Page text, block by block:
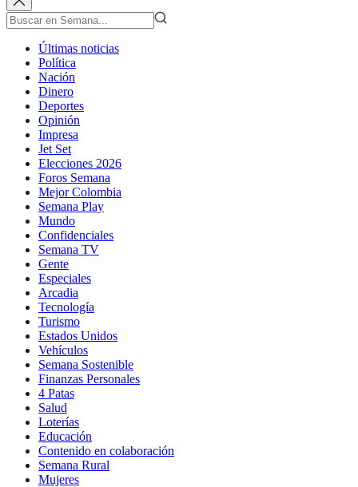
Últimas noticias
Política
Nación
Dinero
Deportes
Opinión
Impresa
Jet Set
Elecciones 2026
Foros Semana
Mejor Colombia
Semana Play
Mundo
Confidenciales
Semana TV
Gente
Especiales
Arcadia
Tecnología
Turismo
Estados Unidos
Vehículos
Semana Sostenible
Finanzas Personales
4 Patas
Salud
Loterías
Educación
Contenido en colaboración
Semana Rural
Mujeres